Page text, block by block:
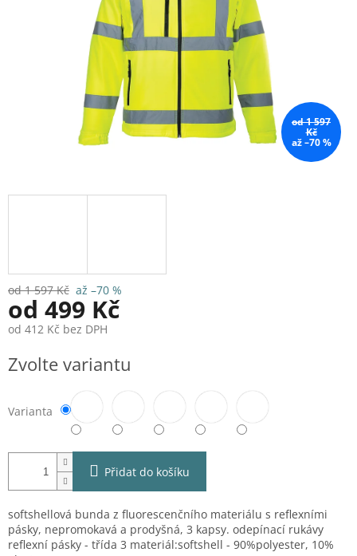
od 1 597
Kč
až –70 %
od 1 597 Kč až –70 %
od 499 Kč
od 412 Kč bez DPH
cena:
Zvolte variantu
Varianta
Přidat do košíku
softshellová bunda z fluorescenčního materiálu s reflexními
pásky, nepromokavá a prodyšná, 3 kapsy. odepínací rukávy
reflexní pásky - třída 3 materiál:softshell - 90%polyester, 10%